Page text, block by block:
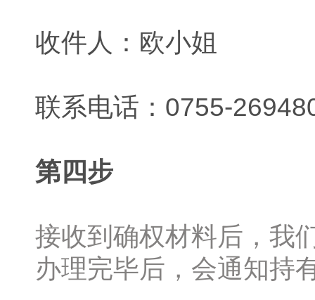
收件人：欧小姐
联系电话：0755-
第四步
接收到确权材料后，我
办理完毕后，会通知持